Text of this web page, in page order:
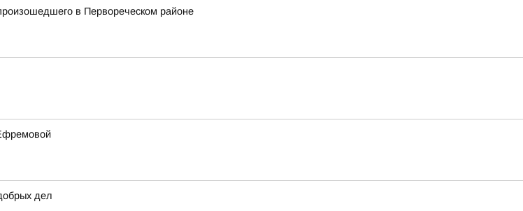
в Первореческом районе
дел